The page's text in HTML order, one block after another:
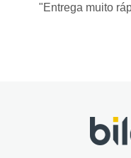
"Entrega muito